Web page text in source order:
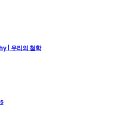
| 우리의 철학